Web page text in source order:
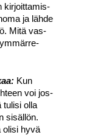
kir­joit­ta­mis­
ja läh­de
Mitä vas­
ymmär­re­
Kun
voi jos­
tuli­si olla
sisäl­lön.
oli­si hyvä